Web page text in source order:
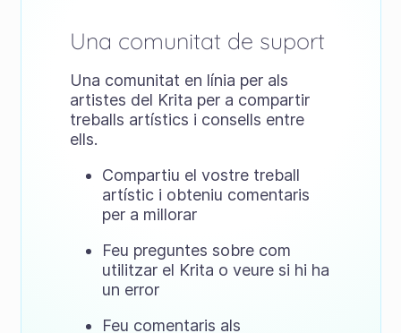
Una comunitat de suport
Una comunitat en línia per als
artistes del Krita per a compartir
treballs artístics i consells entre
ells.
Compartiu el vostre treball
artístic i obteniu comentaris
per a millorar
Feu preguntes sobre com
utilitzar el Krita o veure si hi ha
un error
Feu comentaris als